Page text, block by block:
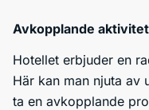
Avkopplande
Hotellet erbjuder en
Här kan man njuta
ta en avkopplande